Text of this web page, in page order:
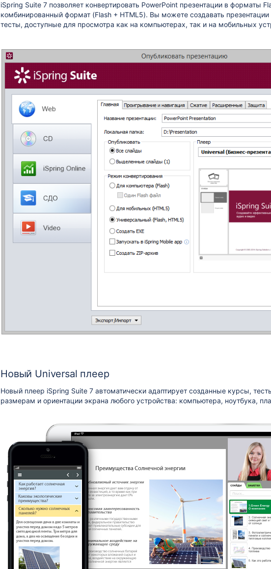
iSpring Suite 7 позволяет конвертировать PowerPoint презентации в форматы
комбинированный формат (Flash + HTML5). Вы можете создавать
тесты, доступные для просмотра как на компьютерах, так и на мобильных
Новый Universal плеер
Новый плеер iSpring Suite 7 автоматически адаптирует созданные курсы,
размерам и ориентации экрана любого устройства: компьютера, ноутбука,